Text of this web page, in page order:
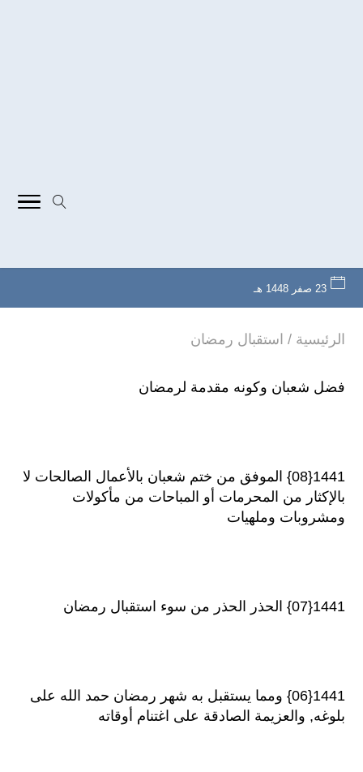
23 صفر 1448 هـ
الرئيسية / استقبال رمضان
فضل شعبان وكونه مقدمة لرمضان
1441{08} الموفق من ختم شعبان بالأعمال الصالحات لا
بالإكثار من المحرمات أو المباحات من مأكولات
ومشروبات وملهيات
1441{07} الحذر الحذر من سوء استقبال رمضان
1441{06} ومما يستقبل به شهر رمضان حمد الله على
بلوغه, والعزيمة الصادقة على اغتنام أوقاته